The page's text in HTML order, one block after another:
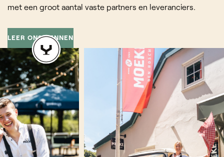
met een groot aantal vaste partners en leveranciers.
LEER ONS KENNEN